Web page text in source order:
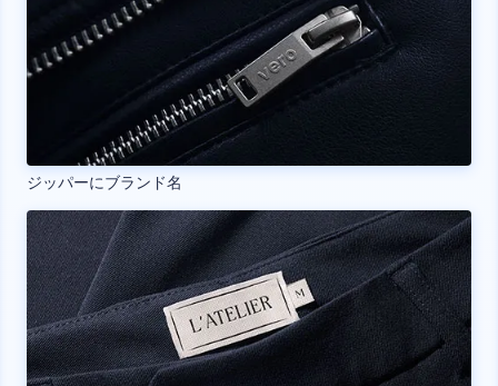
ジッパーにブランド名